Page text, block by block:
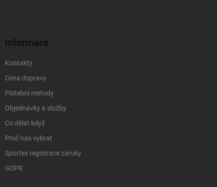
Informace
Kontakty
Cena dopravy
Platební metody
Objednávky a služby
Co dělat když
Proč nás vybrat
Sportex registrace záruky
GDPR